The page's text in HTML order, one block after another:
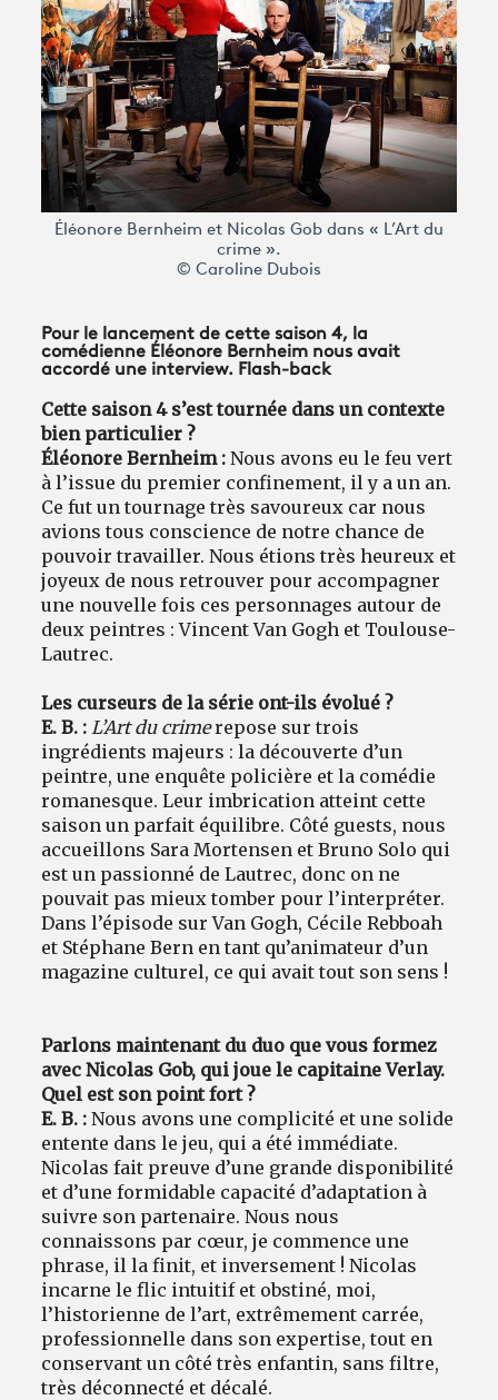
Éléonore Bernheim et Nicolas Gob dans « L’Art du
crime ».
© Caroline Dubois
Pour le lancement de cette saison 4, la
comédienne Éléonore Bernheim nous avait
accordé une interview. Flash-back
Cette saison 4 s’est tournée dans un contexte
bien particulier ?
Éléonore Bernheim : Nous avons eu le feu vert
à l’issue du premier confinement, il y a un an.
Ce fut un tournage très savoureux car nous
avions tous conscience de notre chance de
pouvoir travailler. Nous étions très heureux et
joyeux de nous retrouver pour accompagner
une nouvelle fois ces personnages autour de
deux peintres : Vincent Van Gogh et Toulouse-
Lautrec.
Les curseurs de la série ont-ils évolué ?
E. B. : L’Art du crimerepose sur trois
ingrédients majeurs : la découverte d’un
peintre, une enquête policière et la comédie
romanesque. Leur imbrication atteint cette
saison un parfait équilibre. Côté guests, nous
accueillons Sara Mortensen et Bruno Solo qui
est un passionné de Lautrec, donc on ne
pouvait pas mieux tomber pour l’interpréter.
Dans l’épisode sur Van Gogh, Cécile Rebboah
et Stéphane Bern en tant qu’animateur d’un
magazine culturel, ce qui avait tout son sens !
Parlons maintenant du duo que vous formez
avec Nicolas Gob, qui joue le capitaine Verlay.
Quel est son point fort ?
E. B. : Nous avons une complicité et une solide
entente dans le jeu, qui a été immédiate.
Nicolas fait preuve d’une grande disponibilité
et d’une formidable capacité d’adaptation à
suivre son partenaire. Nous nous
connaissons par cœur, je commence une
phrase, il la finit, et inversement ! Nicolas
incarne le flic intuitif et obstiné, moi,
l’historienne de l’art, extrêmement carrée,
professionnelle dans son expertise, tout en
conservant un côté très enfantin, sans filtre,
très déconnecté et décalé.